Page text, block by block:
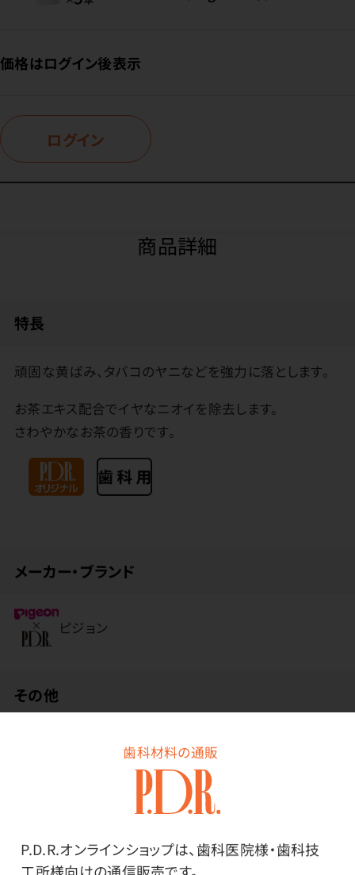
歯科材料の通販
P.D.R.オンラインショップは、歯科医院様・歯科技
価格はログイン後表示
ログイン
商品詳細
特長
頑固な黄ばみ、タバコのヤニなどを強力に落とします。
お茶エキス配合でイヤなニオイを除去します。
さわやかなお茶の香りです。
メーカー・ブランド
ピジョン
その他
●成分／湿潤剤：グリセリン、ソルビット液／清掃剤：無水
ケイ酸／粘結剤：カルボキシメチルセルロースナトリウ
ム／矯味剤：チャ乾留液／保存剤：塩化セチルピリジニ
ウム／可溶化剤／着色剤／溶剤